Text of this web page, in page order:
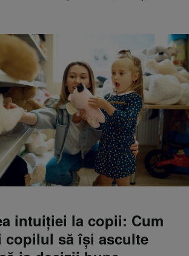
intuiției la copii: Cum
copilul să își asculte